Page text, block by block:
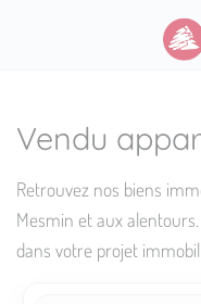
Vendu
Retrouvez nos biens
Mesmin et aux
dans votre projet